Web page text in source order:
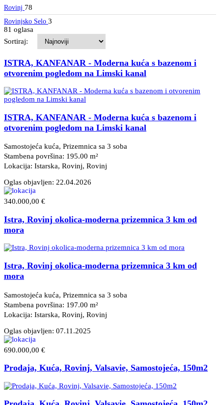
Rovinj 78
Rovinjsko Selo 3
81 oglasa
Sortiraj:
ISTRA, KANFANAR - Moderna kuća s bazenom i
otvorenim pogledom na Limski kanal
ISTRA, KANFANAR - Moderna kuća s bazenom i
otvorenim pogledom na Limski kanal
Samostojeća kuća, Prizemnica sa 3 soba
Stambena površina: 195.00 m²
Lokacija: Istarska, Rovinj, Rovinj
Oglas objavljen: 22.04.2026
340.000,00 €
Istra, Rovinj okolica-moderna prizemnica 3 km od
mora
Istra, Rovinj okolica-moderna prizemnica 3 km od
mora
Samostojeća kuća, Prizemnica sa 3 soba
Stambena površina: 197.00 m²
Lokacija: Istarska, Rovinj, Rovinj
Oglas objavljen: 07.11.2025
690.000,00 €
Prodaja, Kuća, Rovinj, Valsavie, Samostojeća, 150m2